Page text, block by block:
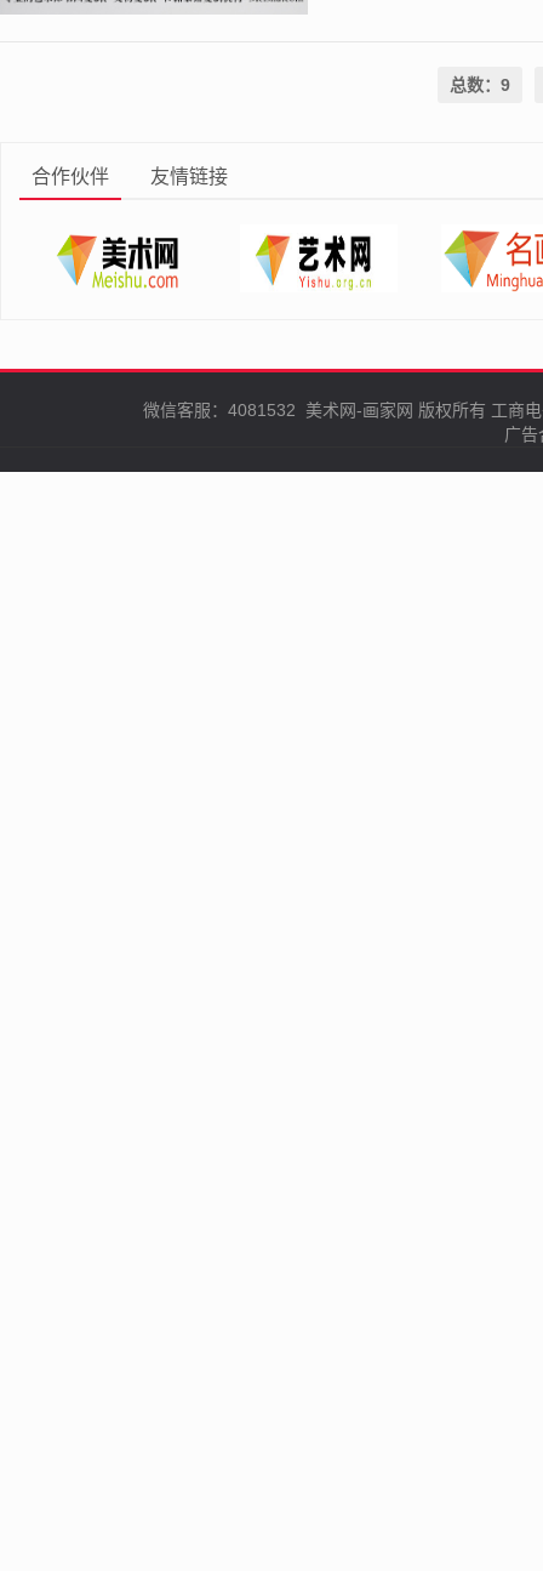
总数：9
合作伙伴 友情链接
微信客服：4081532 美术网-画家网 版权所有 工商
广